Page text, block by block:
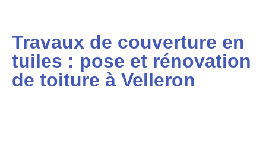
Travaux de couverture en
tuiles : pose et rénovation
de toiture à Velleron